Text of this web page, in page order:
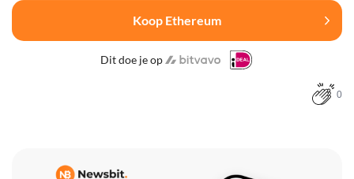
Koop Ethereum
Dit doe je op
0